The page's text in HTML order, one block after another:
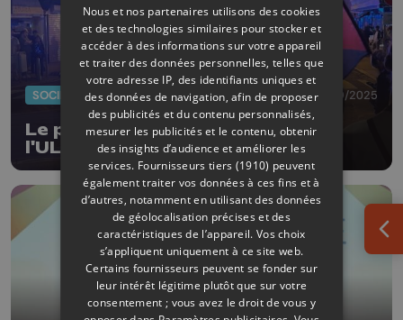
SOCIÉTÉ 19/09/2025
Le point sur la manifestation à
l'ULiège
Nous et nos partenaires utilisons des cookies
et des technologies similaires pour stocker et
accéder à des informations sur votre appareil
et traiter des données personnelles, telles que
votre adresse IP, des identifiants uniques et
des données de navigation, afin de proposer
des publicités et du contenu personnalisés,
mesurer les publicités et le contenu, obtenir
des insights d’audience et améliorer les
services. Fournisseurs tiers (1910) peuvent
également traiter vos données à ces fins et à
d’autres, notamment en utilisant des données
de géolocalisation précises et des
caractéristiques de l’appareil. Vos choix
s’appliquent uniquement à ce site web.
Certains fournisseurs peuvent se fonder sur
leur intérêt légitime plutôt que sur votre
consentement ; vous avez le droit de vous y